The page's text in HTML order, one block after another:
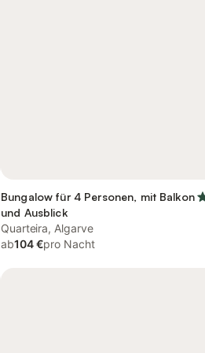
Bungalow für 4 Personen, mit Balkon
und Ausblick
Quarteira, Algarve
ab104 €pro Nacht